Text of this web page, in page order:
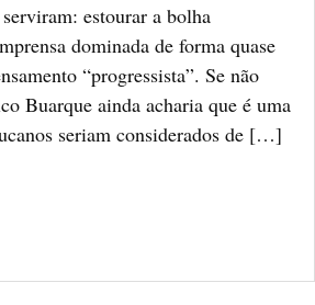
estourar a bolha
dominada de forma quase
“progressista”. Se não
Buarque ainda acharia que é uma
seriam considerados de […]